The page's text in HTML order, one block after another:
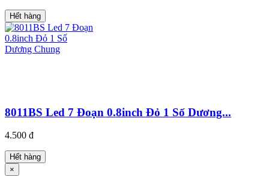
Hết hàng
8011BS Led 7 Đoạn 0.8inch Đỏ 1 Số Dương...
4.500 đ
Hết hàng
×